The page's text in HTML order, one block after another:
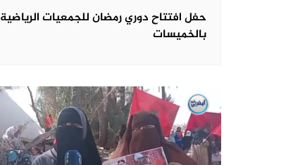
حفل افتتاح دوري رمضان للجمعيات الرياضية
بالخميسات